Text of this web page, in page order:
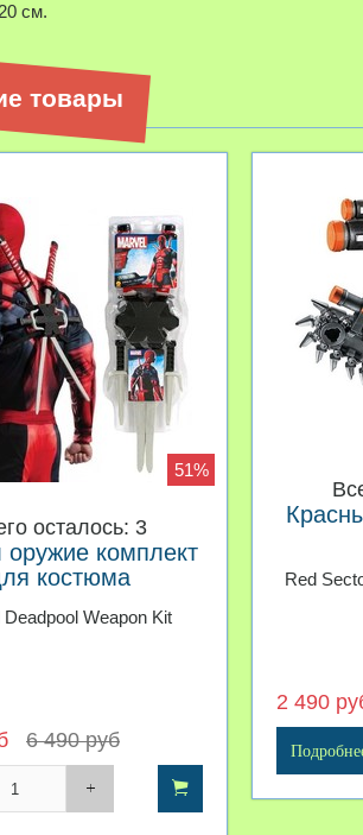
см.
товары
51%
осталось: 3
оружие комплект
костюма
Weapon Kit
6 490 руб
Red
2 490